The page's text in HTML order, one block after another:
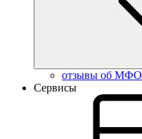
отзывы об МФО
Сервисы